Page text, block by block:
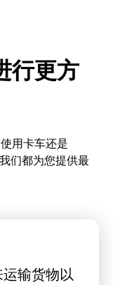
行更方
用卡车还是
们都为您提供最
输货物以